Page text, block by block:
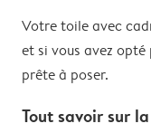
Votre toile avec
et si vous avez
prête à poser.
Tout savoir sur